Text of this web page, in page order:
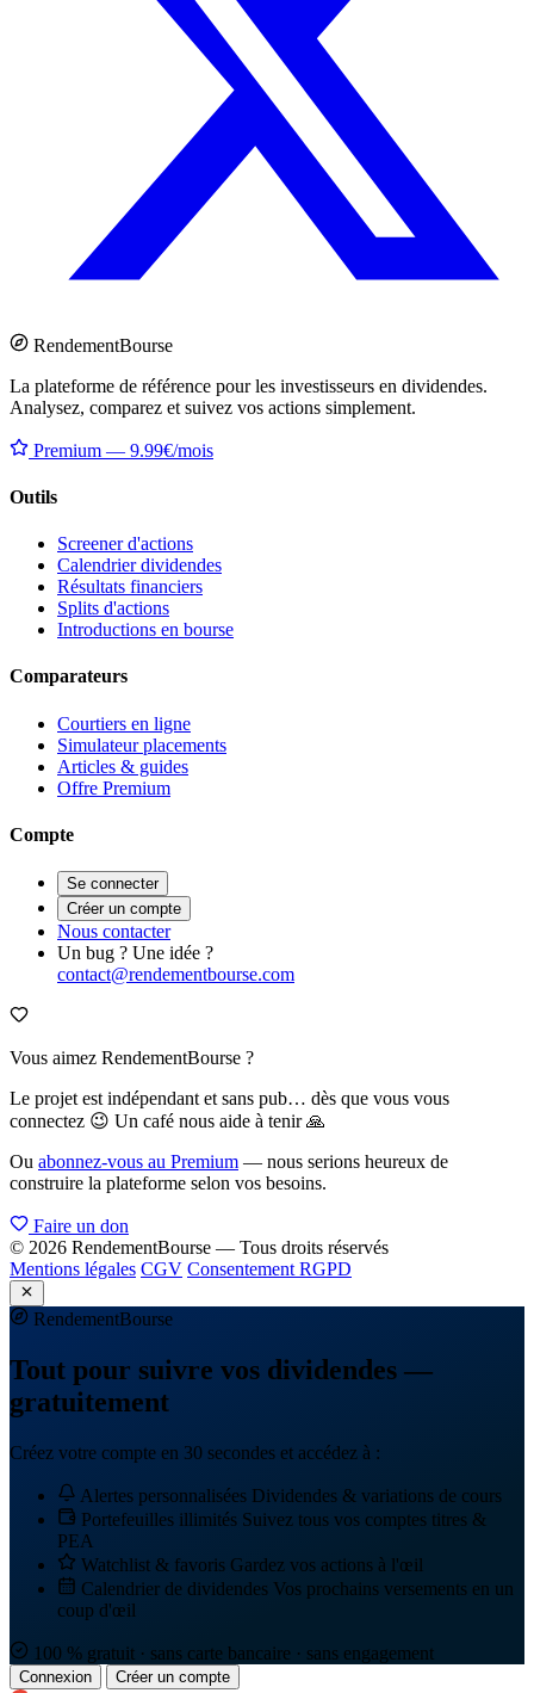
RendementBourse
La plateforme de référence pour les investisseurs en dividendes.
Analysez, comparez et suivez vos actions simplement.
Premium — 9.99€/mois
Outils
Screener d'actions
Calendrier dividendes
Résultats financiers
Splits d'actions
Introductions en bourse
Comparateurs
Courtiers en ligne
Simulateur placements
Articles & guides
Offre Premium
Compte
Se connecter
Créer un compte
Nous contacter
Un bug ? Une idée ?
contact@rendementbourse.com
Vous aimez RendementBourse ?
Le projet est indépendant et sans pub… dès que vous vous
connectez 😉 Un café nous aide à tenir 🙏
Ou abonnez-vous au Premium — nous serions heureux de
construire la plateforme selon vos besoins.
Faire un don
© 2026 RendementBourse — Tous droits réservés
Mentions légales CGV Consentement RGPD
RendementBourse
Tout pour suivre vos dividendes —
gratuitement
Créez votre compte en 30 secondes et accédez à :
Alertes personnalisées Dividendes & variations de cours
Portefeuilles illimités Suivez tous vos comptes titres &
PEA
Watchlist & favoris Gardez vos actions à l'œil
Calendrier de dividendes Vos prochains versements en un
coup d'œil
100 % gratuit · sans carte bancaire · sans engagement
Connexion Créer un compte